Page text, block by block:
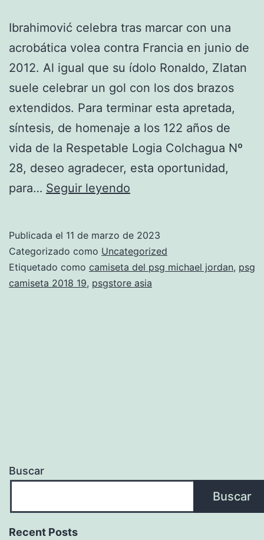
Ibrahimović celebra tras marcar con una
acrobática volea contra Francia en junio de
2012. Al igual que su ídolo Ronaldo, Zlatan
suele celebrar un gol con los dos brazos
extendidos. Para terminar esta apretada,
síntesis, de homenaje a los 122 años de
vida de la Respetable Logia Colchagua Nº
28, deseo agradecer, esta oportunidad,
para… Seguir leyendo
psg
2020
Publicada el 11 de marzo de 2023
Categorizado como Uncategorized
Etiquetado como camiseta del psg michael jordan, psg
camiseta 2018 19, psgstore asia
Buscar
Buscar
Recent Posts